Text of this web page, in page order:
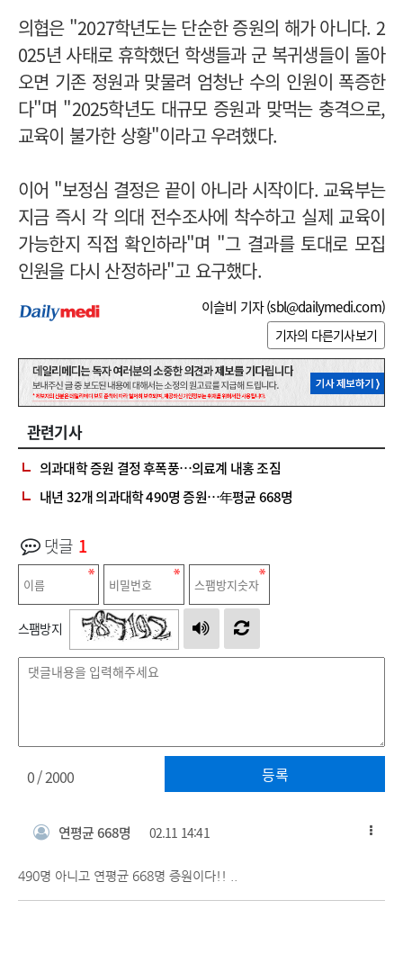
의협은 "2027학년도는 단순한 증원의 해가 아니다. 2
025년 사태로 휴학했던 학생들과 군 복귀생들이 돌아
오면 기존 정원과 맞물려 엄청난 수의 인원이 폭증한
다"며 "2025학년도 대규모 증원과 맞먹는 충격으로,
교육이 불가한 상황"이라고 우려했다.
이어 "보정심 결정은 끝이 아니라 시작이다. 교육부는
지금 즉시 각 의대 전수조사에 착수하고 실제 교육이
가능한지 직접 확인하라"며 "그 결과를 토대로 모집
인원을 다시 산정하라"고 요구했다.
이슬비 기자 (sbl@dailymedi.com)
기자의 다른기사보기
관련기사
의과대학 증원 결정 후폭풍…의료계 내홍 조짐
내년 32개 의과대학 490명 증원…年평균 668명
댓글 1
스팸방지
등록
0/ 2000
연평균 668명 02.11 14:41
490명 아니고 연평균 668명 증원이다!! ..